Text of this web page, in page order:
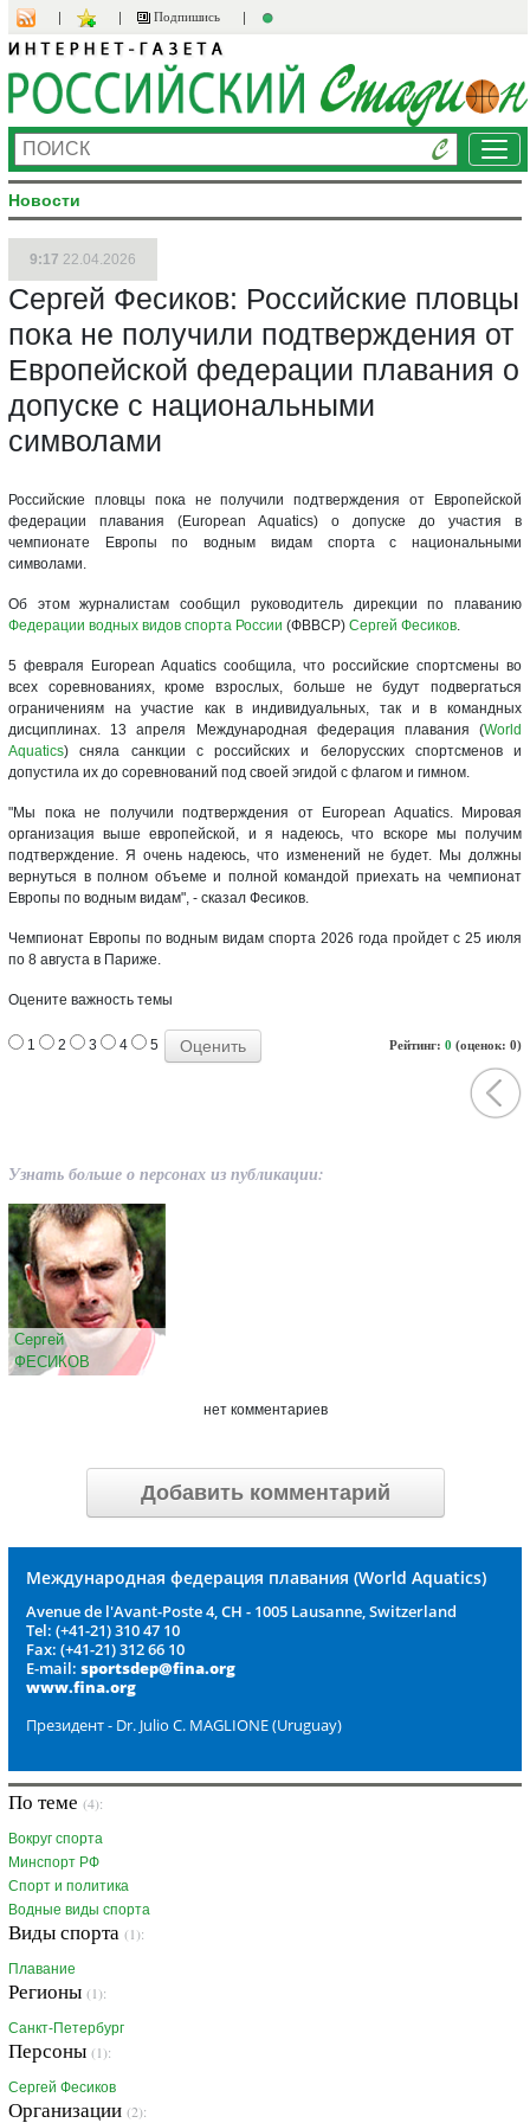
Подпишись
Новости
9:17 22.04.2026
Сергей Фесиков: Российские пловцы
пока не получили подтверждения от
Европейской федерации плавания о
допуске с национальными
символами
Российские пловцы пока не получили подтверждения от Европейской
федерации плавания (European Aquatics) о допуске до участия в
чемпионате Европы по водным видам спорта с национальными
символами.
Об этом журналистам сообщил руководитель дирекции по плаванию
Федерации водных видов спорта России (ФВВСР) Сергей Фесиков.
5 февраля European Aquatics сообщила, что российские спортсмены во
всех соревнованиях, кроме взрослых, больше не будут подвергаться
ограничениям на участие как в индивидуальных, так и в командных
дисциплинах. 13 апреля Международная федерация плавания (World
Aquatics) сняла санкции с российских и белорусских спортсменов и
допустила их до соревнований под своей эгидой с флагом и гимном.
"Мы пока не получили подтверждения от European Aquatics. Мировая
организация выше европейской, и я надеюсь, что вскоре мы получим
подтверждение. Я очень надеюсь, что изменений не будет. Мы должны
вернуться в полном объеме и полной командой приехать на чемпионат
Европы по водным видам", - сказал Фесиков.
Чемпионат Европы по водным видам спорта 2026 года пройдет с 25 июля
по 8 августа в Париже.
Оцените важность темы
Рейтинг: 0 (оценок: 0)
1 2 3 4 5
Узнать больше о персонах из публикации:
Сергей
ФЕСИКОВ
нет комментариев
Добавить комментарий
Международная федерация плавания (World Aquatics)
Avenue de l'Avant-Poste 4, CH - 1005 Lausanne, Switzerland
Tel: (+41-21) 310 47 10
Fax: (+41-21) 312 66 10
E-mail: sportsdep@fina.org
www.fina.org
Президент - Dr. Julio C. MAGLIONE (Uruguay)
По теме (4):
Вокруг спорта
Минспорт РФ
Спорт и политика
Водные виды спорта
Виды спорта (1):
Плавание
Регионы (1):
Санкт-Петербург
Персоны (1):
Сергей Фесиков
Организации (2):